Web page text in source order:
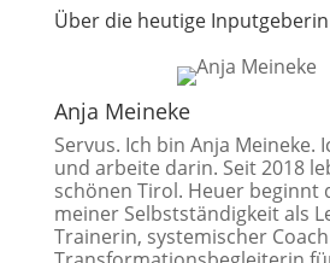
Über die heutige Inputgeberin
Anja Meineke
Servus. Ich bin Anja Meineke.
und arbeite darin. Seit 2018
schönen Tirol. Heuer beginnt
meiner Selbstständigkeit als
Trainerin, systemischer